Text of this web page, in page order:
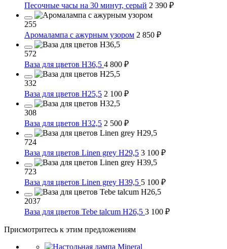
Песочные часы на 30 минут, серый 2 390 ₽
255
Аромалампа c ажурным узором 2 850 ₽
572
Ваза для цветов H36,5 4 800 ₽
332
Ваза для цветов H25,5 2 100 ₽
308
Ваза для цветов H32,5 2 500 ₽
724
Ваза для цветов Linen grey H29,5 3 100 ₽
723
Ваза для цветов Linen grey H39,5 5 100 ₽
2037
Ваза для цветов Tebe talcum H26,5 3 100 ₽
Присмотритесь к этим предложениям